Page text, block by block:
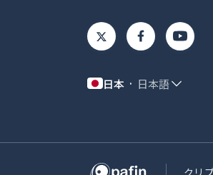
日本 日本語
クリ